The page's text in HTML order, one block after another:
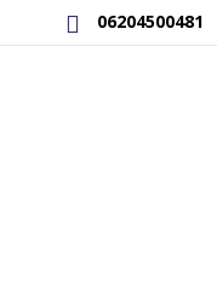
06204500481